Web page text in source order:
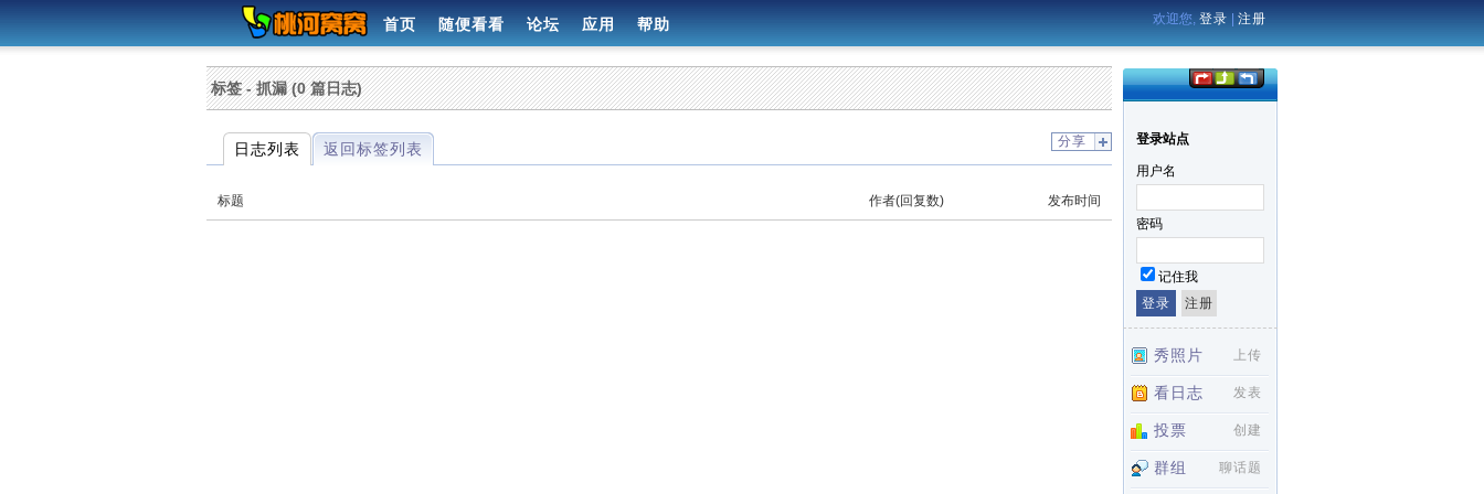
首页 随便看看 论坛 应用 帮助 欢迎您, 登录 注册
标签 - 抓漏 (0 篇日志)
分享
日志列表 返回标签列表
标题 作者(回复数) 发布时间
登录站点
用户名
密码
记住我
秀照片 上传
看日志 发表
投票 创建
群组 聊话题